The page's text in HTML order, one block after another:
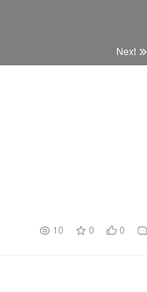
Next
10 0 0